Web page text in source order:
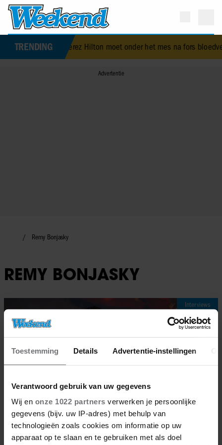
Toestemming Details Advertentie-instellingen
Verantwoord gebruik van uw gegevens
Wij en onze 1022 partners verwerken je persoonlijke
gegevens (bijv. uw IP-adres) met behulp van
technologieën zoals cookies om informatie op uw
apparaat op te slaan en te gebruiken met als doel
TRENDING
ervaring’• Perez Hilton moet onder het mes na fors
Remy Bonjasky
REMY BONJASKY
Interviews